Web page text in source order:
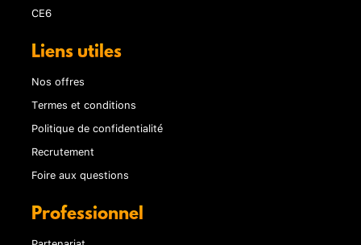
CE6
Liens utiles
Nos offres
Termes et conditions
Politique de confidentialité
Recrutement
Foire aux questions
Professionnel